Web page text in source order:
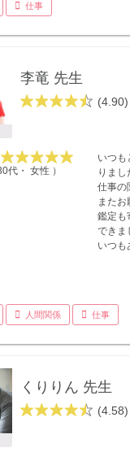
仕事
李竜 先生
(4.90)
代・ 女性 ）
いつも
りまし
仕事の
また
鑑定も
できま
いつも
人間関係 仕事
くりりん 先生
(4.58)